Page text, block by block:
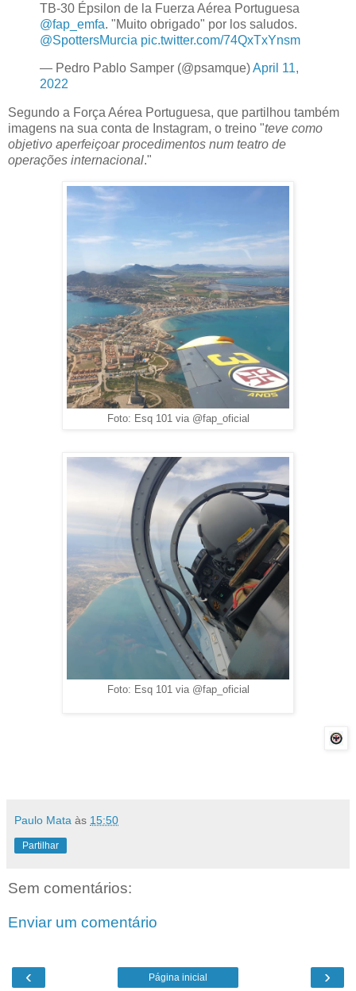
TB-30 Épsilon de la Fuerza Aérea Portuguesa
@fap_emfa. "Muito obrigado" por los saludos.
@SpottersMurcia pic.twitter.com/74QxTxYnsm
— Pedro Pablo Samper (@psamque)April 11,
2022
Segundo a Força Aérea Portuguesa, que partilhou também
imagens na sua conta de Instagram, o treino "teve como
objetivo aperfeiçoar procedimentos num teatro de
operações internacional."
Foto: Esq 101 via @fap_oficial
Foto: Esq 101 via @fap_oficial
Paulo Mata às 15:50
Partilhar
Sem comentários:
Enviar um comentário
‹ ›
Página inicial